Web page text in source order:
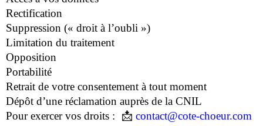
Rectification
Suppression (« droit à l’oubli »)
Limitation du traitement
Opposition
Portabilité
Retrait de votre consentement à tout moment
Dépôt d’une réclamation auprès de la CNIL
Pour exercer vos droits : 📩 contact@cote-choeur.com